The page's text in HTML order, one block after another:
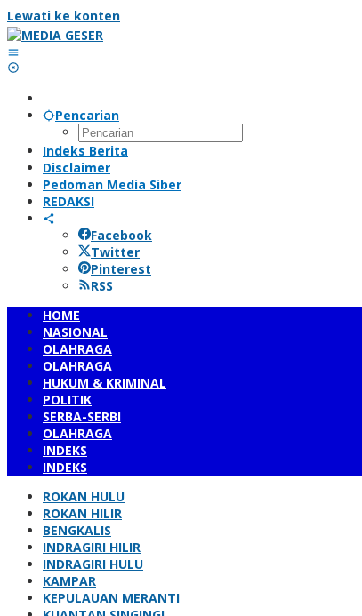
Lewati ke konten
Pencarian
Indeks Berita
Disclaimer
Pedoman Media Siber
REDAKSI
Facebook
Twitter
Pinterest
RSS
HOME
NASIONAL
OLAHRAGA
OLAHRAGA
HUKUM & KRIMINAL
POLITIK
SERBA-SERBI
OLAHRAGA
INDEKS
INDEKS
ROKAN HULU
ROKAN HILIR
BENGKALIS
INDRAGIRI HILIR
INDRAGIRI HULU
KAMPAR
KEPULAUAN MERANTI